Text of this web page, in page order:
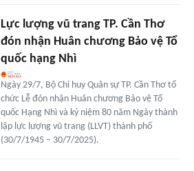
Lực lượng vũ trang TP. Cần Thơ
đón nhận Huân chương Bảo vệ Tổ
quốc hạng Nhì
Ngày 29/7, Bộ Chỉ huy Quân sự TP. Cần Thơ tổ
chức Lễ đón nhận Huân chương Bảo vệ Tổ
quốc Hạng Nhì và kỷ niệm 80 năm Ngày thành
lập lực lượng vũ trang (LLVT) thành phố
(30/7/1945 – 30/7/2025).